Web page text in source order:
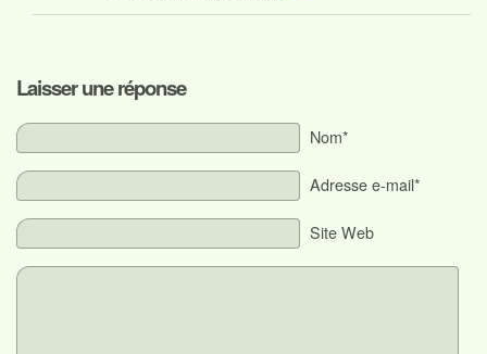
Laisser une réponse
Nom*
Adresse e-mail*
Site Web